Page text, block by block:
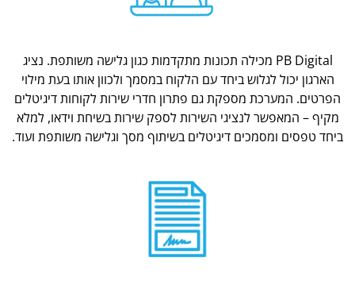
PB Digital מכילה תכונות מתקדמות כגון גלישה משותפת. נציג
הארגון יכול לגלוש ביחד עם הלקוח במסמך ולכוון אותו בעת מילוי
הפרטים. המערכת מספקת גם פתרון חדרי שירות לקוחות דיגיטלים
מקיף – המאפשר לנציגי השירות לספק שירות בשיחת וידאו, למלא
ביחד טפסים ומסמכים דיגיטלים בשיתוף מסך וגלישה משותפת ועוד.